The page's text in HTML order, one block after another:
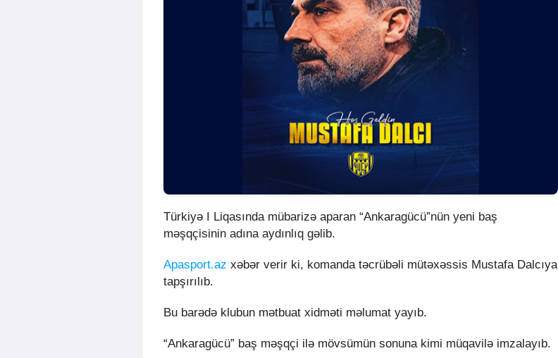
Türkiyə I Liqasında mübarizə aparan “Ankaragücü”nün yeni baş
məşqçisinin adına aydınlıq gəlib.
Apasport.az xəbər verir ki, komanda təcrübəli mütəxəssis Mustafa Dalcıya
tapşırılıb.
Bu barədə klubun mətbuat xidməti məlumat yayıb.
“Ankaragücü” baş məşqçi ilə mövsümün sonuna kimi müqavilə imzalayıb.